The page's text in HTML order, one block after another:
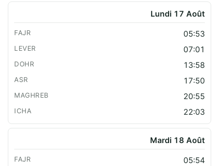
Lundi 17 Août
05:53
07:01
13:58
17:50
20:55
22:03
Mardi 18 Août
05:54